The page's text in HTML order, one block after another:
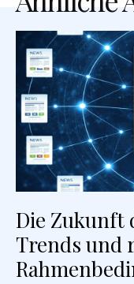
Die Zukunft
Trends und